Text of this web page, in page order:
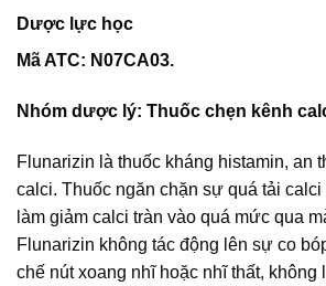
Dược lực học
Mã ATC: N07CA03.
Nhóm dược lý: Thuốc chẹn kênh
Flunarizin là thuốc kháng histamin, an
calci. Thuốc ngăn chặn sự quá tải
làm giảm calci tràn vào quá mức qua
Flunarizin không tác động lên sự co
chế nút xoang nhĩ hoặc nhĩ thất, không